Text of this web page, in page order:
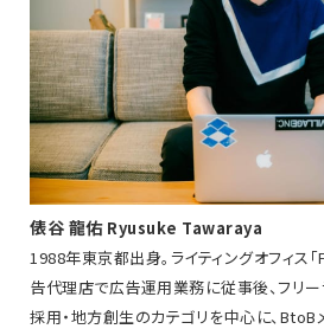
俵谷 龍佑 Ryusuke Tawaraya
1988年東京都出身。ライティングオフィス
告代理店で広告運用業務に従事後、フリー
採用・地方創生のカテゴリを中心に、BtoB